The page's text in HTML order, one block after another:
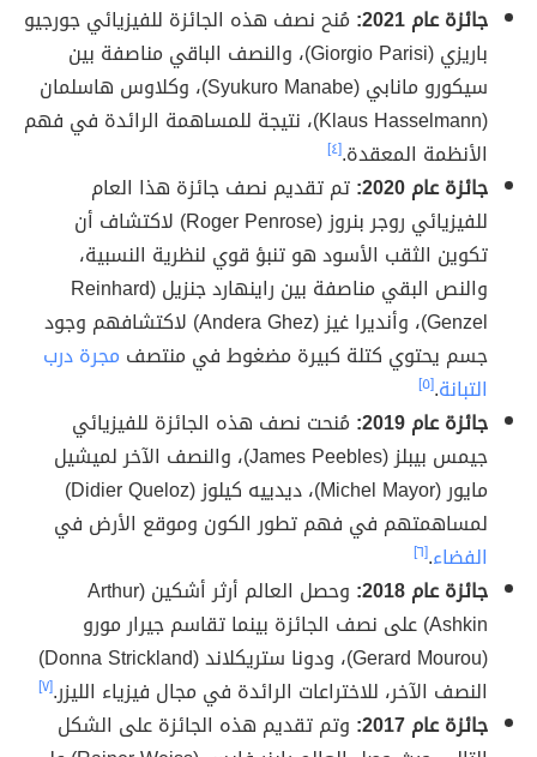
جائزة عام 2021:
مُنح نصف هذه الجائزة للفيزيائي جورجيو
باريزي (Giorgio Parisi)، والنصف الباقي مناصفة بين
سيكورو مانابي (Syukuro Manabe)، وكلاوس هاسلمان
(Klaus Hasselmann)، نتيجة للمساهمة الرائدة في فهم
الأنظمة المعقدة.[٤]
جائزة عام 2020:
تم تقديم نصف جائزة هذا العام
للفيزيائي روجر بنروز (Roger Penrose) لاكتشاف أن
تكوين الثقب الأسود هو تنبؤ قوي لنظرية النسبية،
والنص البقي مناصفة بين راينهارد جنزيل (Reinhard
Genzel)، وأنديرا غيز (Andera Ghez) لاكتشافهم وجود
جسم يحتوي كتلة كبيرة مضغوط في منتصف مجرة درب
التبانة.[٥]
جائزة عام 2019:
مُنحت نصف هذه الجائزة للفيزيائي
جيمس بيبلز (James Peebles)، والنصف الآخر لميشيل
مايور (Michel Mayor)، ديدييه كيلوز (Didier Queloz)
لمساهمتهم في فهم تطور الكون وموقع الأرض في
الفضاء.[٦]
جائزة عام 2018:
وحصل العالم أرثر أشكين (Arthur
Ashkin) على نصف الجائزة بينما تقاسم جيرار مورو
(Gerard Mourou)، ودونا ستريكلاند (Donna Strickland)
النصف الآخر، للاختراعات الرائدة في مجال فيزياء الليزر.[٧]
جائزة عام 2017:
وتم تقديم هذه الجائزة على الشكل